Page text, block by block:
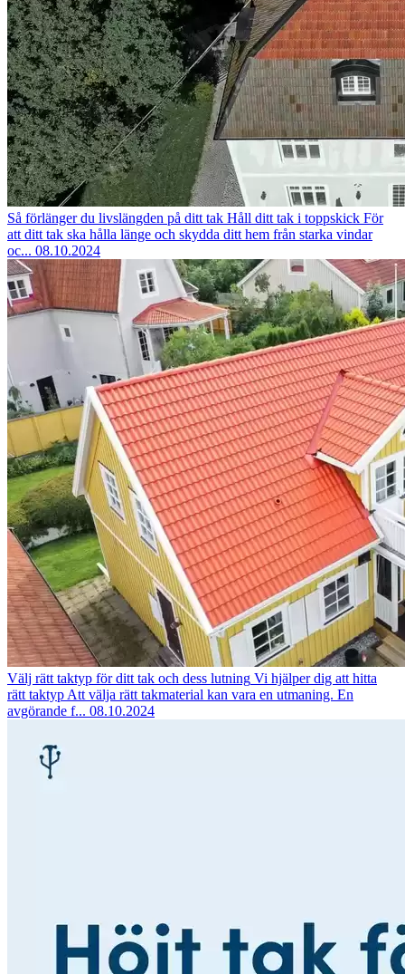
Så förlänger du livslängden på ditt tak Håll ditt tak i toppskick För
att ditt tak ska hålla länge och skydda ditt hem från starka vindar
oc... 08.10.2024
Välj rätt taktyp för ditt tak och dess lutning Vi hjälper dig att hitta
rätt taktyp Att välja rätt takmaterial kan vara en utmaning. En
avgörande f... 08.10.2024